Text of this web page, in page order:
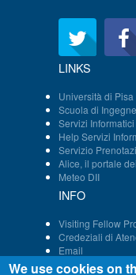
LINKS
Università di Pisa
Scuola di
Servizi
Help Servizi
Servizio
Alice, il portale
Meteo DII
INFO
Visiting Fellow
Credeziali di
Email
Persone -
We use cookies on